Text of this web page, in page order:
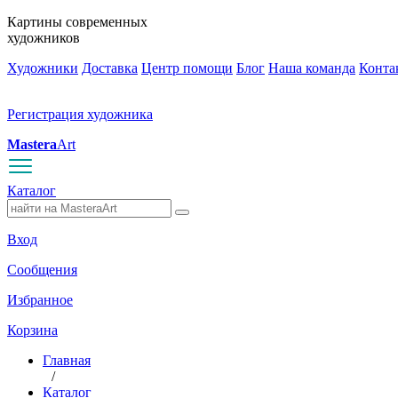
Картины современных
художников
Художники Доставка Центр помощи Блог Наша команда
Регистрация художника
MasteraArt
Каталог
Вход
Сообщения
Избранное
Корзина
Главная
/
Каталог